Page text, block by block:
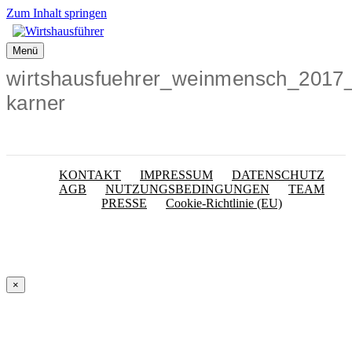
Zum Inhalt springen
Menü
karner
KONTAKT IMPRESSUM
DATENSCHUTZ
AGB
NUTZUNGSBEDINGUNGEN
TEAM
PRESSE
Cookie-Richtlinie (EU)
×